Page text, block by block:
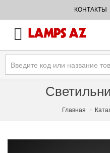
КОНТАКТЫ
Главная